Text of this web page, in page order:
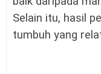
Selain itu, hasil
tumbuh yang